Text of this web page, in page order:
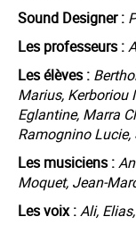
Sound Designer :
Les professeurs :
Les élèves :
Marius, Kerboriou
Eglantine, Marra
Ramognino Lucie,
Les musiciens :
Moquet, Jean-
Les voix :Ali,